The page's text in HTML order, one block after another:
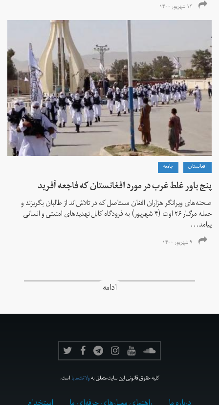
۱۳ شهریور ۱۴۰۰
افغانستان جامعه
پنج باور غلط غرب در مورد افغانستان که فاجعه آفرید
صحنه‌های ویرانگر هزاران افغان مستاصل که در تلاش‌اند از طالبان بگریزند و
حمله مرگبار ۲۶ اوت (۴ شهریور) به فرودگاه کابل تهدیدهای امنیتی و انسانی
پیامد...
۹ شهریور ۱۴۰۰
ادامه
کلیه حقوق قانونی این سایت متعلق بهولانت‌مدیااست.